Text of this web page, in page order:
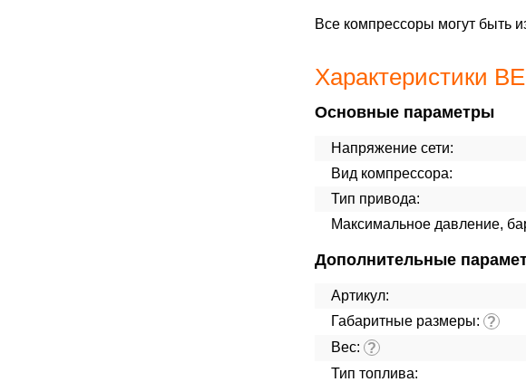
Все компрессоры могут быть
Характеристики
Основные параметры
Напряжение сети:
Вид компрессора:
Тип привода:
Максимальное давление,
Дополнительные
Артикул:
Габаритные размеры: ?
Вес: ?
Тип топлива: